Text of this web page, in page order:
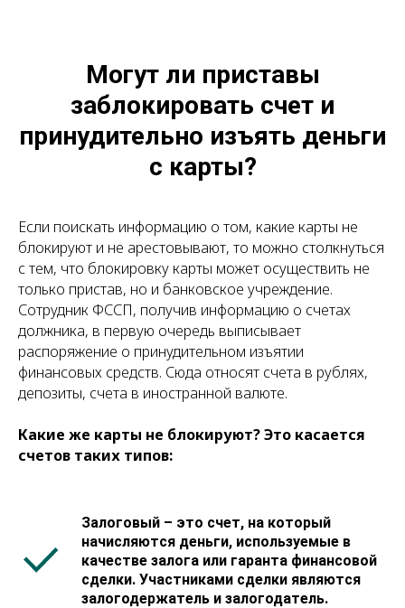
Могут ли приставы
заблокировать счет и
принудительно изъять деньги
с карты?
Если поискать информацию о том, какие карты не
блокируют и не арестовывают, то можно столкнуться
с тем, что блокировку карты может осуществить не
только пристав, но и банковское учреждение.
Сотрудник ФССП, получив информацию о счетах
должника, в первую очередь выписывает
распоряжение о принудительном изъятии
финансовых средств. Сюда относят счета в рублях,
депозиты, счета в иностранной валюте.
Какие же карты не блокируют? Это касается
счетов таких типов:
Залоговый – это счет, на который
начисляются деньги, используемые в
качестве залога или гаранта финансовой
сделки. Участниками сделки являются
залогодержатель и залогодатель.